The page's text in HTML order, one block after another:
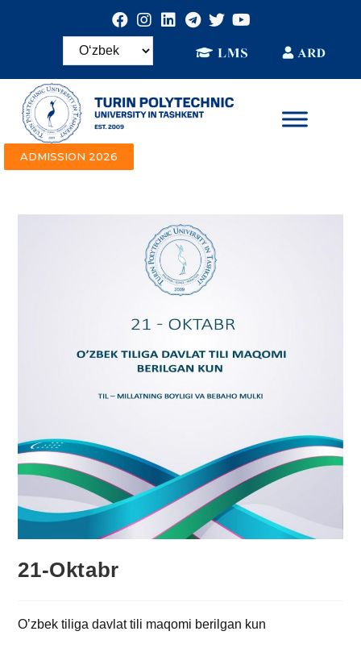
ADMISSION 2026
21-Oktabr
O’zbek tiliga davlat tili maqomi berilgan kun